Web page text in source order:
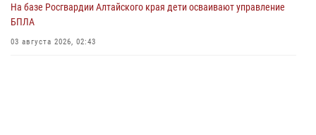
На базе Росгвардии Алтайского края дети осваивают управление
БПЛА
03 августа 2026, 02:43